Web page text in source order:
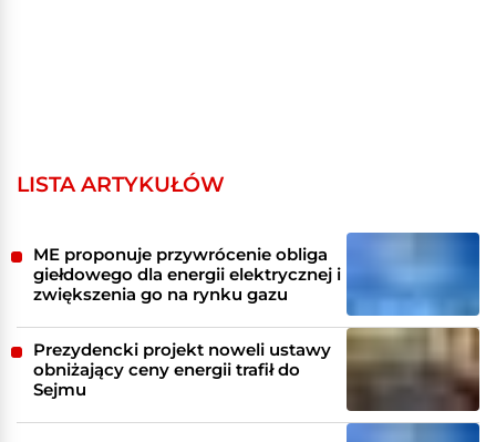
LISTA ARTYKUŁÓW
ME proponuje przywrócenie obliga
giełdowego dla energii elektrycznej i
zwiększenia go na rynku gazu
Prezydencki projekt noweli ustawy
obniżający ceny energii trafił do
Sejmu